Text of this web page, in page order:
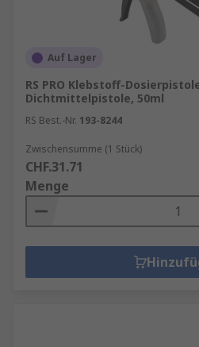
Auf Lager
RS PRO Klebstoff-
Dichtmittelpistole, 50ml
RS Best.-Nr. 193-8244
Zwischensumme (1 Stück)
CHF.31.71
Menge